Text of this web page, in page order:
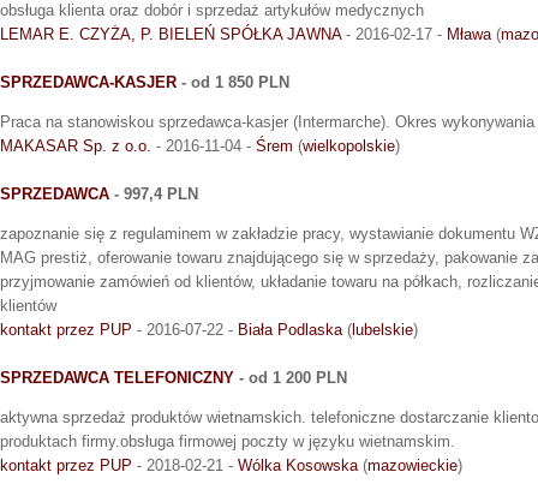
obsługa klienta oraz dobór i sprzedaż artykułów medycznych
LEMAR E. CZYŻA, P. BIELEŃ SPÓŁKA JAWNA- 2016-02-17 - Mława(
SPRZEDAWCA-KASJER - od 1 850 PLN
Praca na stanowiskou sprzedawca-kasjer (Intermarche). Okres
MAKASAR Sp. z o.o. - 2016-11-04 - Śrem (wielkopolskie)
SPRZEDAWCA - 997,4 PLN
zapoznanie się z regulaminem w zakładzie pracy, wystawianie dokumentu
MAG prestiż, oferowanie towaru znajdującego się w sprzedaży, pakowanie
przyjmowanie zamówień od klientów, układanie towaru na półkach,
klientów
kontakt przez PUP - 2016-07-22 - Biała Podlaska( lubelskie)
SPRZEDAWCA TELEFONICZNY - od 1 200 PLN
aktywna sprzedaż produktów wietnamskich. telefoniczne dostarczanie
produktach firmy.obsługa firmowej poczty w języku wietnamskim.
kontakt przez PUP - 2018-02-21 - Wólka Kosowska(mazowieckie)